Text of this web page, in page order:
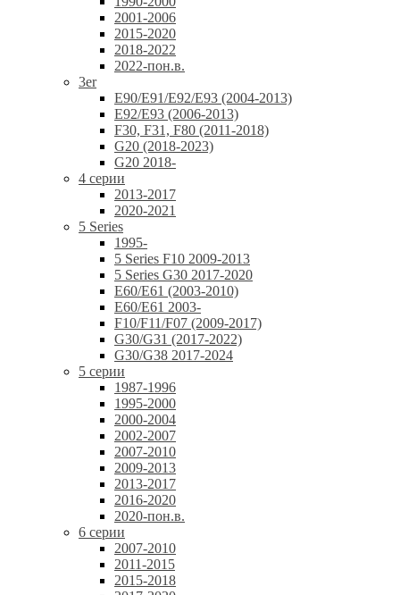
2001-2006
2015-2020
2018-2022
2022-пон.в.
3er
E90/E91/E92/E93 (2004-2013)
E92/E93 (2006-2013)
F30, F31, F80 (2011-2018)
G20 (2018-2023)
G20 2018-
4 серии
2013-2017
2020-2021
5 Series
1995-
5 Series F10 2009-2013
5 Series G30 2017-2020
E60/E61 (2003-2010)
E60/E61 2003-
F10/F11/F07 (2009-2017)
G30/G31 (2017-2022)
G30/G38 2017-2024
5 серии
1987-1996
1995-2000
2000-2004
2002-2007
2007-2010
2009-2013
2013-2017
2016-2020
2020-пон.в.
6 серии
2007-2010
2011-2015
2015-2018